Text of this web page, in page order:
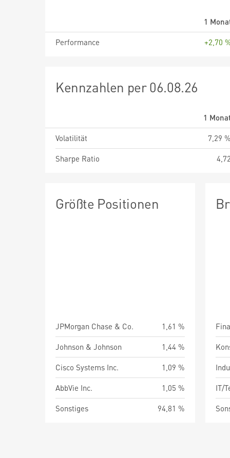
1
Performance
+2,70
Kennzahlen per 06.08.26
1
Volatilität
7,29
Sharpe Ratio
Größte Positionen
JPMorgan Chase & Co.
1,61 %
Johnson & Johnson
1,44 %
Cisco Systems Inc.
1,09 %
AbbVie Inc.
1,05 %
Sonstiges
94,81 %
IT/